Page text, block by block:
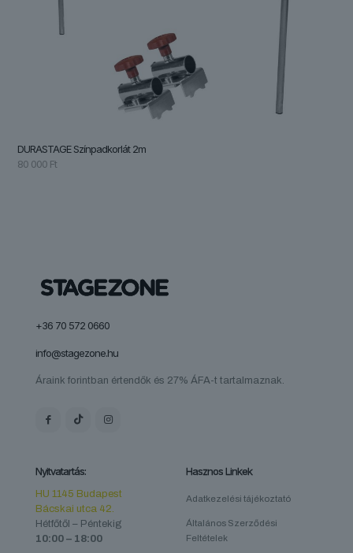
DURASTAGE Színpadkorlát 2m
80 000 Ft
+36 70 572 0660
info@stagezone.hu
Áraink forintban értendők és 27% ÁFA-t tartalmaznak.
Nyitvatartás:
HU 1145 Budapest
Bácskai utca 42.
Hétfőtől – Péntekig
10:00 – 18:00
Hasznos Linkek
Adatkezelési tájékoztató
Általános Szerződési
Feltételek